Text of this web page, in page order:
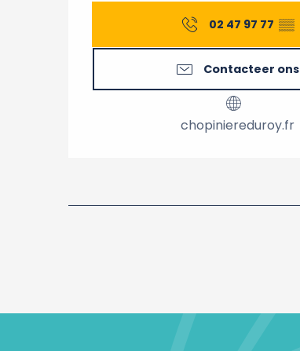
02 47 97 77 ▒▒
Contacteer ons
chopiniereduroy.fr